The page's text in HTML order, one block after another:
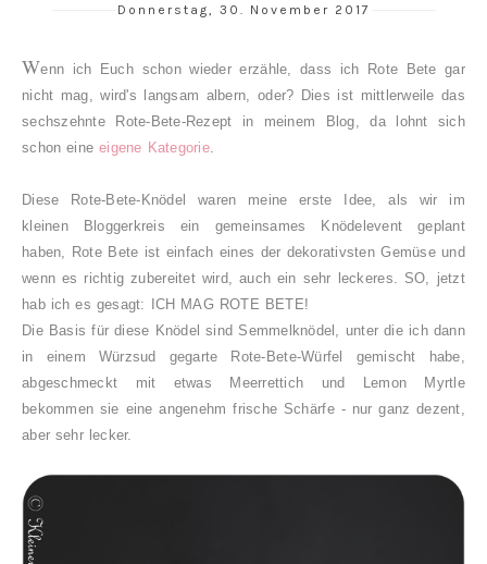
Donnerstag, 30. November 2017
Wenn ich Euch schon wieder erzähle, dass ich Rote Bete gar
nicht mag, wird's langsam albern, oder? Dies ist mittlerweile das
sechszehnte Rote-Bete-Rezept in meinem Blog, da lohnt sich
schon eineeigene Kategorie.
Diese Rote-Bete-Knödel waren meine erste Idee, als wir im
kleinen Bloggerkreis ein gemeinsames Knödelevent geplant
haben, Rote Bete ist einfach eines der dekorativsten Gemüse und
wenn es richtig zubereitet wird, auch ein sehr leckeres. SO, jetzt
hab ich es gesagt: ICH MAG ROTE BETE!
Die Basis für diese Knödel sind Semmelknödel, unter die ich dann
in einem Würzsud gegarte Rote-Bete-Würfel gemischt habe,
abgeschmeckt mit etwas Meerrettich und Lemon Myrtle
bekommen sie eine angenehm frische Schärfe - nur ganz dezent,
aber sehr lecker.